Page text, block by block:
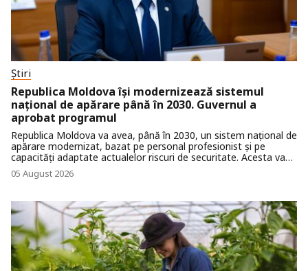
Știri
Republica Moldova își modernizează sistemul
național de apărare până în 2030. Guvernul a
aprobat programul
Republica Moldova va avea, până în 2030, un sistem național de
apărare modernizat, bazat pe personal profesionist și pe
capacități adaptate actualelor riscuri de securitate. Acesta va
contribui la protejarea suveranității, independenței, unității și
integrității teritoriale a țării, precum și a ordinii constituționale.
05 August 2026